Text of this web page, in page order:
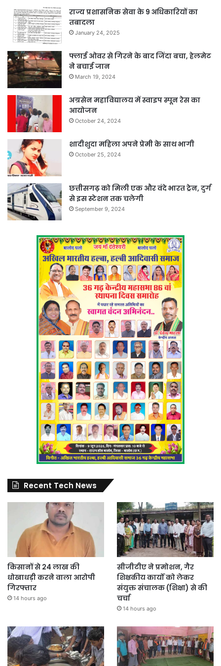
राज्य प्रशासनिक सेवा के 9 अधिकारियों का
तबादला
January 24, 2025
फ्लाई ओवर से गिरने के बाद जिंदा बचा, हेलमेट
ने बचाई जान
March 19, 2024
अग्रसेन महाविद्यालय में स्वाइप स्पून रेस का
आयोजन
October 24, 2024
शादीशुदा महिला अपने प्रेमी के साथ भागी
October 25, 2024
छत्तीसगढ़ को मिली एक और वंदे भारत ट्रेन, दुर्ग
से इस स्टेशन तक चलेगी
September 9, 2024
Recent Tech News
किसानों से 24 लाख की
धोखाधड़ी करने वाला आरोपी
गिरफ्तार
14 hours ago
सीजीटीए ने प्रमोशन, गैर
शिक्षकीय कार्यों को लेकर
संयुक्त संचालक (शिक्षा) से की
चर्चा
14 hours ago